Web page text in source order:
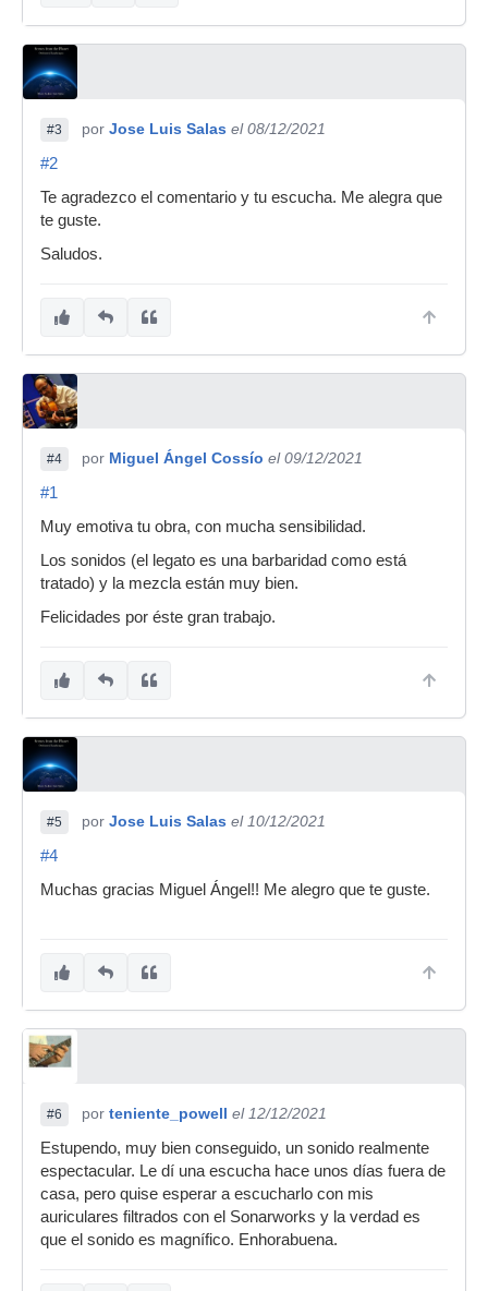
#3 por Jose Luis Salas el 08/12/2021
#2
Te agradezco el comentario y tu escucha. Me alegra que
te guste.
Saludos.
#4 por Miguel Ángel Cossío el 09/12/2021
#1
Muy emotiva tu obra, con mucha sensibilidad.
Los sonidos (el legato es una barbaridad como está
tratado) y la mezcla están muy bien.
Felicidades por éste gran trabajo.
#5 por Jose Luis Salas el 10/12/2021
#4
Muchas gracias Miguel Ángel!! Me alegro que te guste.
#6 por teniente_powell el 12/12/2021
Estupendo, muy bien conseguido, un sonido realmente
espectacular. Le dí una escucha hace unos días fuera de
casa, pero quise esperar a escucharlo con mis
auriculares filtrados con el Sonarworks y la verdad es
que el sonido es magnífico. Enhorabuena.